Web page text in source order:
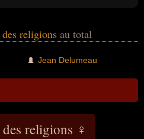
religions au total
Jean Delumeau
religions ♀